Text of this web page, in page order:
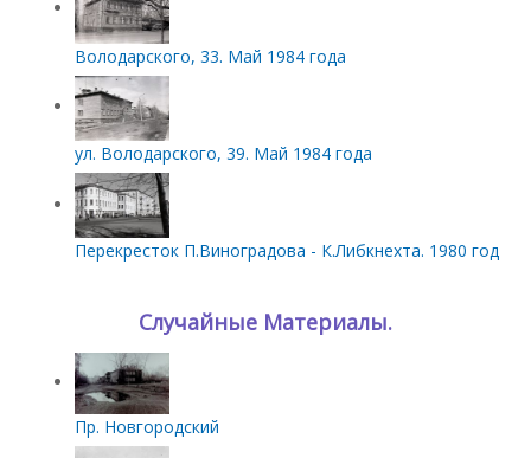
Володарского, 33. Май 1984 года
ул. Володарского, 39. Май 1984 года
Перекресток П.Виноградова - К.Либкнехта. 1980 год
Случайные Материалы.
Пр. Новгородский